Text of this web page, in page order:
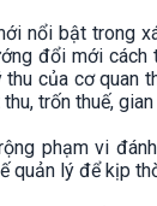
nổi bật trong
đổi mới
của cơ quan
trốn thuế,
phạm vi
quản lý để kịp